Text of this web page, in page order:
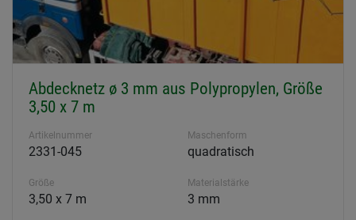
Abdecknetz ø 3 mm aus Polypropylen, Größe
3,50 x 7 m
Artikelnummer
2331-045
Maschenform
quadratisch
Größe
3,50 x 7 m
Materialstärke
3 mm